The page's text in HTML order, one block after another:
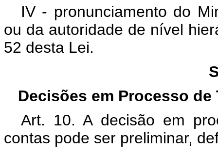
IV - pronunciamento do
ou da autoridade de nível
52 desta Lei.
Decisões em Processo
Art. 10. A decisão em
contas pode ser preliminar,